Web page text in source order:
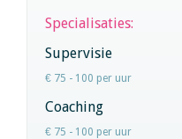
Specialisaties:
Supervisie
€ 75 - 100 per uur
Coaching
€ 75 - 100 per uur